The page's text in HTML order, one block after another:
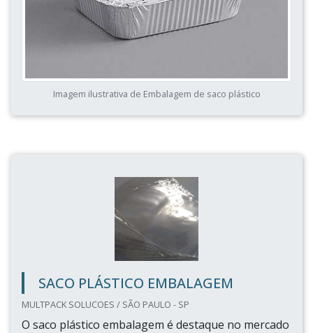
Imagem ilustrativa de Embalagem de saco plástico
SACO PLÁSTICO EMBALAGEM
MULTPACK SOLUCOES / SÃO PAULO - SP
O saco plástico embalagem é destaque no mercado